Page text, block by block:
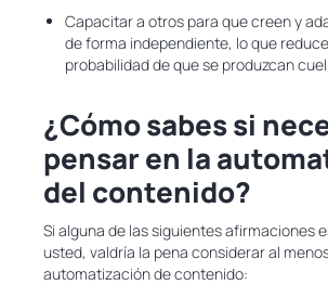
Capacitar a otros para que creen y
de forma independiente, lo que
probabilidad de que se produzcan
¿Cómo sabes si
pensar en la
del contenido?
Si alguna de las siguientes afirmaciones
usted, valdría la pena considerar al
automatización de contenido: